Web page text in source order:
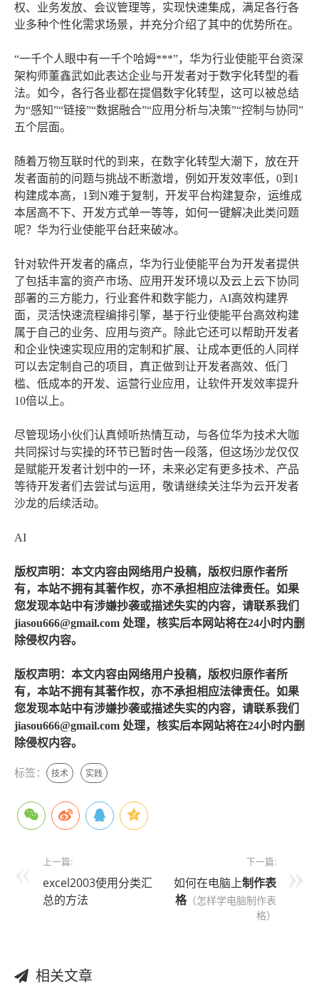
权、业务发放、会议管理等，实现快速集成，满足各行各
业多种个性化需求场景，并充分介绍了其中的优势所在。
“一千个人眼中有一千个哈姆***”，华为行业使能平台资深
架构师董鑫武如此表达企业与开发者对于数字化转型的看
法。如今，各行各业都在提倡数字化转型，这可以被总结
为“感知”“链接”“数据融合”“应用分析与决策”“控制与协同”
五个层面。
随着万物互联时代的到来，在数字化转型大潮下，放在开
发者面前的问题与挑战不断激增，例如开发效率低，0到1
构建成本高，1到N难于复制，开发平台构建复杂，运维成
本居高不下、开发方式单一等等，如何一键解决此类问题
呢？华为行业使能平台赶来破冰。
针对软件开发者的痛点，华为行业使能平台为开发者提供
了包括丰富的资产市场、应用开发环境以及云上云下协同
部署的三方能力，行业套件和数字能力，AI高效构建界
面，灵活快速流程编排引擎，基于行业使能平台高效构建
属于自己的业务、应用与资产。除此它还可以帮助开发者
和企业快速实现应用的定制和扩展、让成本更低的人同样
可以去定制自己的项目，真正做到让开发者高效、低门
槛、低成本的开发、运营行业应用，让软件开发效率提升
10倍以上。
尽管现场小伙们认真倾听热情互动，与各位华为技术大咖
共同探讨与实操的环节已暂时告一段落，但这场沙龙仅仅
是赋能开发者计划中的一环，未来必定有更多技术、产品
等待开发者们去尝试与运用，敬请继续关注华为云开发者
沙龙的后续活动。
AI
版权声明：本文内容由网络用户投稿，版权归原作者所
有，本站不拥有其著作权，亦不承担相应法律责任。如果
您发现本站中有涉嫌抄袭或描述失实的内容，请联系我们
jiasou666@gmail.com 处理，核实后本网站将在24小时内删
除侵权内容。
版权声明：本文内容由网络用户投稿，版权归原作者所
有，本站不拥有其著作权，亦不承担相应法律责任。如果
您发现本站中有涉嫌抄袭或描述失实的内容，请联系我们
jiasou666@gmail.com 处理，核实后本网站将在24小时内删
除侵权内容。
标签： 技术 实践
上一篇:
excel2003使用分类汇
总的方法
下一篇:
如何在电脑上制作表
格（怎样学电脑制作表
格）
相关文章